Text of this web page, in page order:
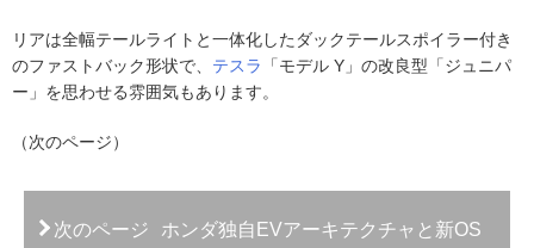
リアは全幅テールライトと一体化したダックテールスポイラー付き
のファストバック形状で、 テスラ
「モデル Y」の改良型「ジュニパ
ー」を思わせる雰囲気もあります。
（次のページ）
次のページ
ホンダ独自EVアーキテクチャと新OS